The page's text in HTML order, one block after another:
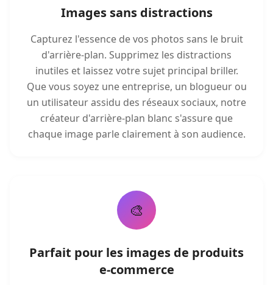
Images sans distractions
Capturez l'essence de vos photos sans le bruit
d'arrière-plan. Supprimez les distractions
inutiles et laissez votre sujet principal briller.
Que vous soyez une entreprise, un blogueur ou
un utilisateur assidu des réseaux sociaux, notre
créateur d'arrière-plan blanc s'assure que
chaque image parle clairement à son audience.
🎨
Parfait pour les images de produits
e-commerce